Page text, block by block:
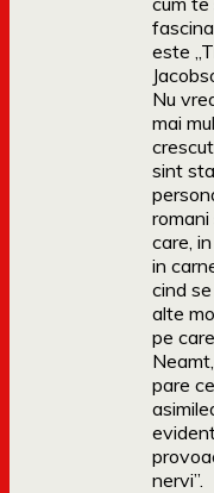
este
Nu
mai
sint
romani
care,
in
cind
alte
pe
pare
nervi”.